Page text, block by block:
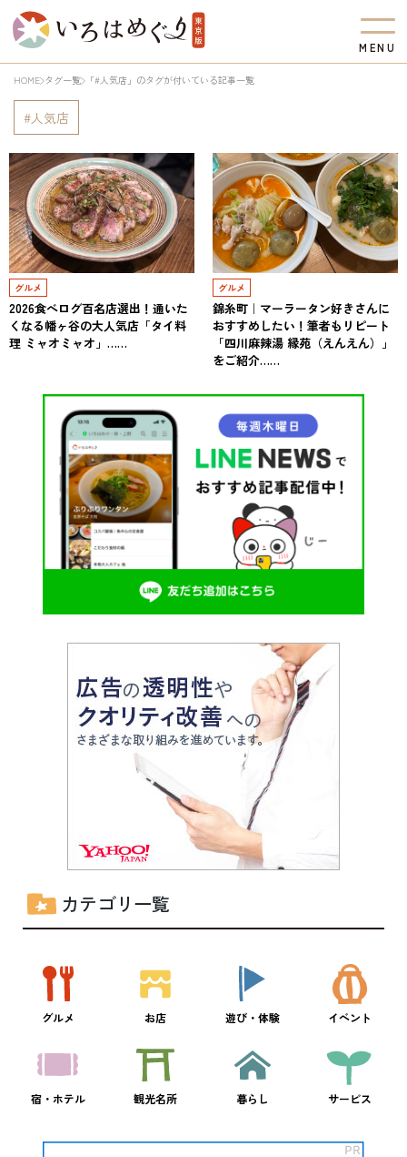
M EN U
HOME タグ一覧 「#人気店」のタグが付いている記事一覧
人気店
グルメ
2026食べログ百名店選出！通いた
くなる幡ヶ谷の大人気店「タイ料
理 ミャオミャオ」……
グルメ
錦糸町｜マーラータン好きさんに
おすすめしたい！筆者もリピート
「四川麻辣湯 縁苑（えんえん）」
をご紹介……
カテゴリ一覧
グルメ お店 遊び・体験 イベント
宿・ホテル 観光名所 暮らし サービス